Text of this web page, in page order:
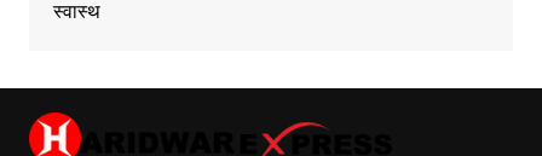
स्वास्थ